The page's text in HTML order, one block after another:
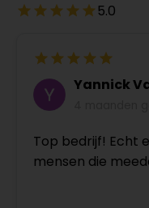
5.0
Yannick
Top bedrijf! Echt
mensen die